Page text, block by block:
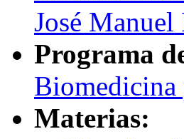
José Manuel
Programa
Biomedicina
Materias: